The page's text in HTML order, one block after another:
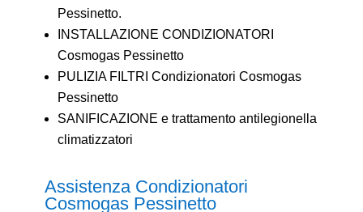
Pessinetto.
INSTALLAZIONE CONDIZIONATORI
Cosmogas Pessinetto
PULIZIA FILTRI Condizionatori Cosmogas
Pessinetto
SANIFICAZIONE e trattamento antilegionella
climatizzatori
Assistenza Condizionatori
Cosmogas Pessinetto